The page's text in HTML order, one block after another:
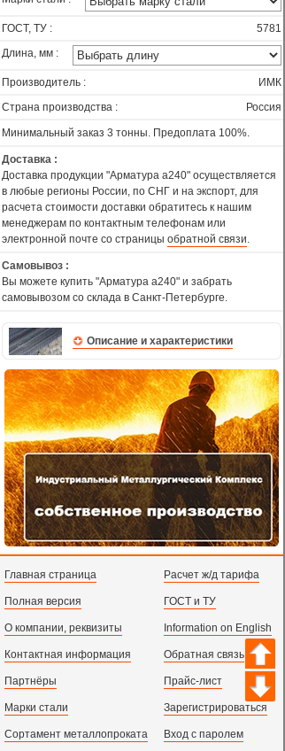
ГОСТ, ТУ :
5781
Длина, мм :
Производитель :
ИМК
Страна производства :
Россия
Минимальный заказ 3 тонны. Предоплата 100%.
Доставка :
Доставка продукции "Арматура а240" осуществляется
в любые регионы России, по СНГ и на экспорт, для
расчета стоимости доставки обратитесь к нашим
менеджерам по контактным телефонам или
электронной почте со страницы обратной связи.
Самовывоз :
Вы можете купить "Арматура а240" и забрать
самовывозом со склада в Санкт-Петербурге.
Описание и характеристики
Главная страница
Полная версия
О компании, реквизиты
Контактная информация
Партнёры
Марки стали
Сортамент металлопроката
Расчет ж/д тарифа
ГОСТ и ТУ
Information on English
Обратная связь
Прайс-лист
Зарегистрироваться
Вход с паролем